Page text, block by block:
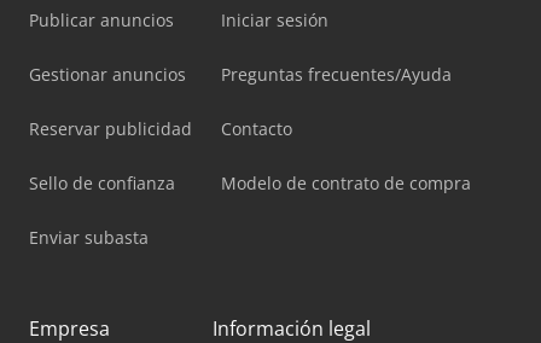
Publicar anuncios
Gestionar anuncios
Reservar publicidad
Sello de confianza
Enviar subasta
Iniciar sesión
Preguntas frecuentes/Ayuda
Contacto
Modelo de contrato de compra
Empresa Información legal